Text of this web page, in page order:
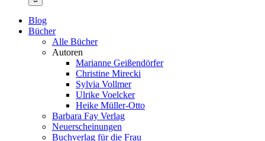
Blog
Bücher
Alle Bücher
Autoren
Marianne Geißendörfer
Christine Mirecki
Sylvia Vollmer
Ulrike Voelcker
Heike Müller-Otto
Barbara Fay Verlag
Neuerscheinungen
Buchverlag für die Frau